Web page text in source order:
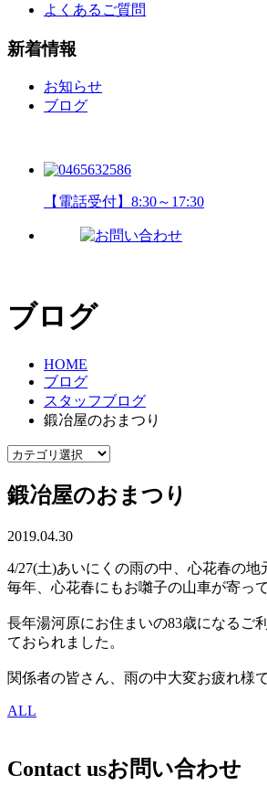
よくあるご質問
新着情報
お知らせ
ブログ
【電話受付】8:30～17:30
ブログ
HOME
ブログ
スタッフブログ
鍛冶屋のおまつり
鍛冶屋のおまつり
2019.04.30
4/27(土)あいにくの雨の中、心花春の地
毎年、心花春にもお囃子の山車が寄っ
長年湯河原にお住まいの83歳になるご
ておられました。
関係者の皆さん、雨の中大変お疲れ様で
ALL
Contact usお問い合わせ